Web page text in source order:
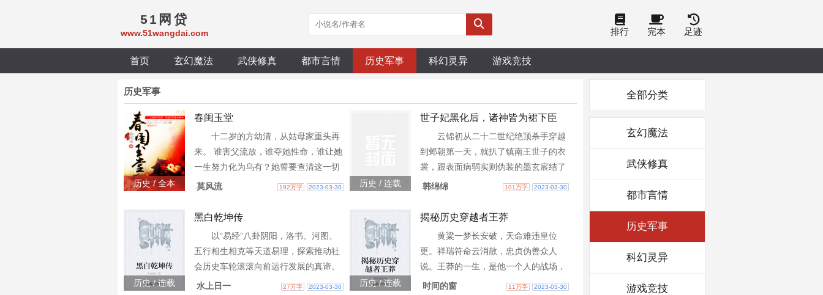
51网贷
www.51wangdai.com 排行 完本 足迹
首页 玄幻魔法 武侠修真 都市言情 历史军事 科幻灵异 游戏竞技
历史军事
历史 / 全本
春闺玉堂
十二岁的方幼清，从姑母家重头再
来。 谁害父流放，谁夺她性命，谁让她
一生努力化为乌有？她誓要查清这一切
缘由，再不让今生重蹈上世覆辙。 然上
虎视眈眈，机关算计；下有姐妹心机叵
低，狐假虎威。 她这位表小姐，无依无
靠，无权无势，如何从寄人篱下中拼搏
而出？ 春闺褴褛，玉堂锦绣。 圆上一世
的遗憾，补这一生的美满。
莫风流 192万字 2023-03-30 历史 / 连载
世子妃黑化后，诸神皆为裙下臣
云锦初从二十二世纪绝顶杀手穿越
到邺朝第一天，就扒了镇南王世子的衣
裳，跟表面病弱实则伪装的墨玄宸结了
死仇。原以为老死不相往来，谁料云锦
挡刀。“无耻！”“卑鄙！”“你是不是女
视。云锦初满脸鄙夷。两人日日互怼，
夜夜互喷，人前恩爱，人后互掐——起
初墨玄宸：弄死她，本世子赏金万两。
后来墨玄宸：娘子，求抱！
韩绵绵 101万字 2023-03-30
历史 / 连载
黑白乾坤传
以“易经”八卦阴阳，洛书、河图、
五行相生相克等天道易理，探索推动社
会历史车轮滚滚向前运行发展的真谛。
弘扬老子、庄子、孟子等百家争鸣及中
水上日一 27万字 2023-03-30 历史 / 连载
揭秘历史穿越者王莽
黄粱一梦长安破，天命难违皇位
更。祥瑞符命云消散，忠贞伪善众人
说。王莽的一生，是他一个人的战场，
从生到死，颇具传奇。“以史为鉴，可以
时间的窗 11万字 2023-03-30
全部分类
玄幻魔法
武侠修真
都市言情
历史军事
科幻灵异
游戏竞技